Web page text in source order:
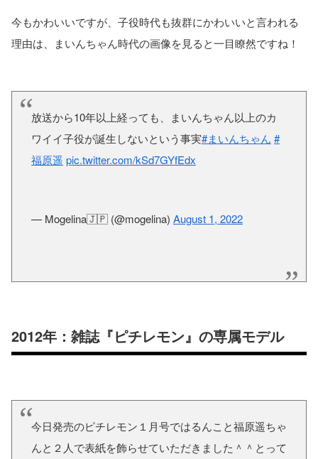
今もかわいいですが、子役時代も抜群にかわいいと言われる
理由は、まいんちゃん時代の画像を見ると一目瞭然ですね！
放送から10年以上経っても、まいんちゃん以上のカ
ワイイ子役が誕生しないという事実#まいんちゃん #
福原遥 pic.twitter.com/kSd7GYfEdx
— Mogelina🇯🇵 (@mogelina) August 1, 2022
2012年：雑誌『ピチレモン』の専属モデル
今日発売のピチレモン１月号ではるんこと福原遥ちゃ
んと２人で表紙を飾らせていただきました＾＾とって